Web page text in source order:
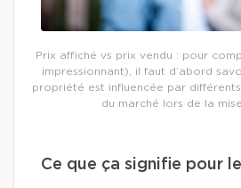
Prix affiché vs prix vendu : pour
impressionnant), il faut d’abord
propriété est influencée par
du marché lors de la
Ce que ça signifie pour